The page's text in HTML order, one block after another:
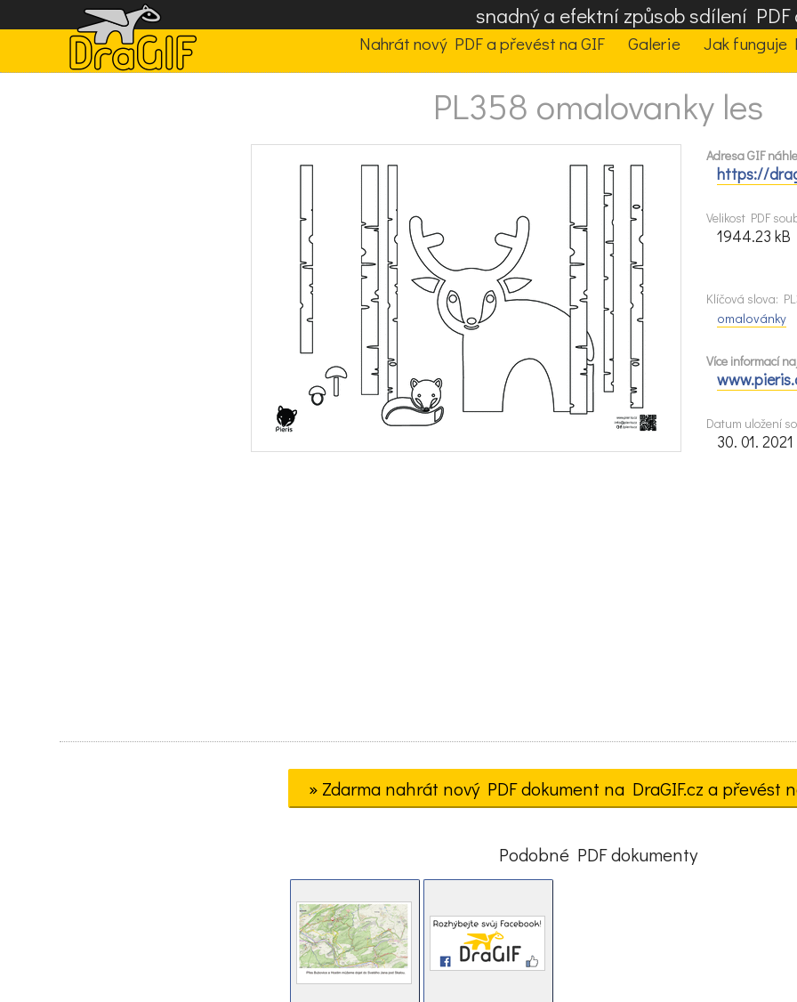
snadný a efektní způsob sdílení PDF
Nahrát nový PDF a převést na GIF Galerie Jak funguje
PL358 omalovanky les
Adresa GIF
https://
Velikost PDF
1944.23 kB
Klíčová slova:
omalovánky
Více informací
Datum uložení
30. 01. 2021
» Zdarma nahrát nový PDF dokument na DraGIF.cz a převést
Podobné PDF dokumenty